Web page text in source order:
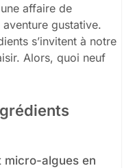
affaire de
gustative.
s’invitent à notre
Alors, quoi neuf
micro-algues en